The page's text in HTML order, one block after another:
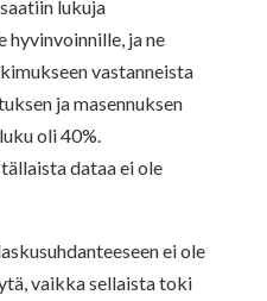
lukuja
ja ne
vastanneista
ja masennuksen
oli 40%.
dataa ei ole
ei ole
vaikka sellaista toki